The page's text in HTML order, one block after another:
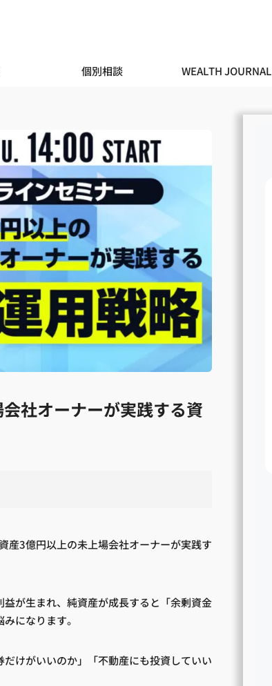
個別相談 WEALTH JOURNAL
社オーナーが実践する資
3億円以上の未上場会社オーナーが実践す
が生まれ、純資産が成長すると「余剰資金
になります。
けがいいのか」「不動産にも投資していい